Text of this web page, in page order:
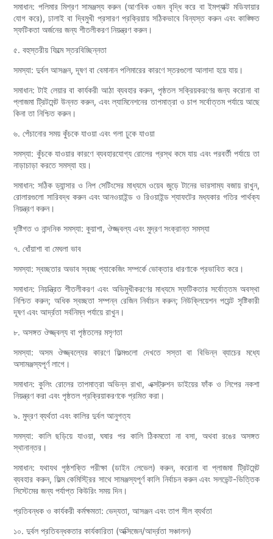
সমাধান: পলিমার মিশ্রণ সামঞ্জস্য করুন (আণবিক ওজন বৃদ্ধি করে বা ইমপ্যাক্ট মডিফায়ার
যোগ করে), ঢালাই বা দ্বিমুখী প্রসারণ প্রক্রিয়ায় সঠিকভাবে বিন্যস্ত করুন এবং কাঙ্ক্ষিত
স্ফটিকতা অর্জনের জন্য শীতলীকরণ নিয়ন্ত্রণ করুন।
৫. বহুস্তরীয় ফিল্মে স্তরবিচ্ছিন্নতা
সমস্যা: দুর্বল আসঞ্জন, দূষণ বা বেমানান পলিমারের কারণে স্তরগুলো আলাদা হয়ে যায়।
সমাধান: টাই লেয়ার বা কার্যকরী আঠা ব্যবহার করুন, পৃষ্ঠতল সক্রিয়করণের জন্য করোনা বা
প্লাজমা ট্রিটমেন্ট উন্নত করুন, এবং ল্যামিনেশনের তাপমাত্রা ও চাপ সর্বোত্তম পর্যায়ে আছে
কিনা তা নিশ্চিত করুন।
৬. পেঁচানোর সময় কুঁচকে যাওয়া এবং গলা ঢুকে যাওয়া
সমস্যা: কুঁচকে যাওয়ার কারণে ব্যবহারযোগ্য রোলের প্রস্থ কমে যায় এবং পরবর্তী পর্যায়ে তা
নাড়াচাড়া করতে সমস্যা হয়।
সমাধান: সঠিক ড্যান্সার ও নিপ সেটিংসের মাধ্যমে ওয়েব জুড়ে টানের ভারসাম্য বজায় রাখুন,
রোলারগুলো সারিবদ্ধ করুন এবং আনওয়াইন্ড ও রিওয়াইন্ড শ্যাফটের মধ্যকার গতির পার্থক্য
নিয়ন্ত্রণ করুন।
দৃষ্টিগত ও নান্দনিক সমস্যা: কুয়াশা, ঔজ্জ্বল্য এবং মুদ্রণ সংক্রান্ত সমস্যা
৭. ধোঁয়াশা বা মেঘলা ভাব
সমস্যা: স্বচ্ছতার অভাব স্বচ্ছ প্যাকেজিং সম্পর্কে ভোক্তার ধারণাকে প্রভাবিত করে।
সমাধান: নিয়ন্ত্রিত শীতলীকরণ এবং অভিমুখীকরণের মাধ্যমে স্ফটিকতার সর্বোত্তম অবস্থা
নিশ্চিত করুন; অধিক স্বচ্ছতা সম্পন্ন রেজিন নির্বাচন করুন; নিউক্লিয়েশন পয়েন্ট সৃষ্টিকারী
দূষণ এবং আর্দ্রতা সর্বনিম্ন পর্যায়ে রাখুন।
৮. অসঙ্গত ঔজ্জ্বল্য বা পৃষ্ঠতলের মসৃণতা
সমস্যা: অসম ঔজ্জ্বল্যের কারণে ফিল্মগুলো দেখতে সস্তা বা বিভিন্ন ব্যাচের মধ্যে
অসামঞ্জস্যপূর্ণ লাগে।
সমাধান: কুলিং রোলের তাপমাত্রা অভিন্ন রাখা, এক্সট্রুশন ডাইয়ের ফাঁক ও লিপের নকশা
নিয়ন্ত্রণ করা এবং পৃষ্ঠতল প্রক্রিয়াকরণকে প্রমিত করা।
৯. মুদ্রণ ব্যর্থতা এবং কালির দুর্বল আনুগত্য
সমস্যা: কালি ছড়িয়ে যাওয়া, ঘষার পর কালি ঠিকমতো না বসা, অথবা রঙের অসঙ্গত
স্থানান্তর।
সমাধান: যথাযথ পৃষ্ঠশক্তি পরীক্ষা (ডাইন লেভেল) করুন, করোনা বা প্লাজমা ট্রিটমেন্ট
ব্যবহার করুন, ফিল্ম কেমিস্ট্রির সাথে সামঞ্জস্যপূর্ণ কালি নির্বাচন করুন এবং সলভেন্ট-ভিত্তিক
সিস্টেমের জন্য পর্যাপ্ত কিউরিং সময় দিন।
প্রতিবন্ধক ও কার্যকরী কর্মক্ষমতা: ভেদ্যতা, আসঞ্জন এবং তাপ সীল ব্যর্থতা
১০. দুর্বল প্রতিবন্ধকতার কার্যকারিতা (অক্সিজেন/আর্দ্রতা সঞ্চালন)